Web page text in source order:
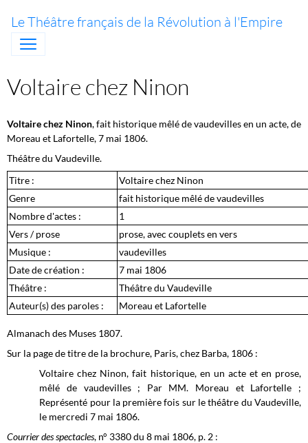
Le Théâtre français de la Révolution à l'Empire
Voltaire chez Ninon
Voltaire chez Ninon, fait historique mêlé de vaudevilles en un acte, de
Moreau et Lafortelle, 7 mai 1806.
Théâtre du Vaudeville.
Titre :
Voltaire chez Ninon
Genre
fait historique mêlé de vaudevilles
Nombre d'actes :
1
Vers / prose
prose, avec couplets en vers
Musique :
vaudevilles
Date de création :
7 mai 1806
Théâtre :
Théâtre du Vaudeville
Auteur(s) des paroles :
Moreau et Lafortelle
Almanach des Muses 1807.
Sur la page de titre de la brochure, Paris, chez Barba, 1806 :
Voltaire chez Ninon, fait historique, en un acte et en prose,
mêlé de vaudevilles ; Par MM. Moreau et Lafortelle ;
Représenté pour la première fois sur le théâtre du Vaudeville,
le mercredi 7 mai 1806.
Courrier des spectacles, n° 3380 du 8 mai 1806, p. 2 :